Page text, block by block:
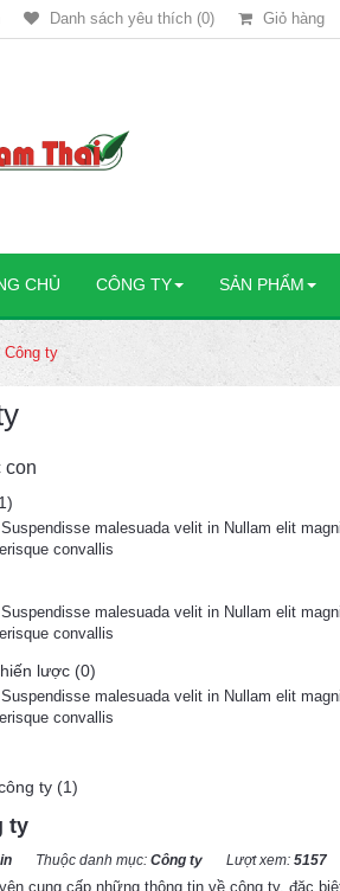
Danh sách yêu thích (0) Giỏ hàng
CHỦ CÔNG TY SẢN PHẨM
Công ty
con
malesuada velit in Nullam elit
convallis
malesuada velit in Nullam elit
convallis
lược (0)
malesuada velit in Nullam elit
convallis
ty (1)
ty
Thuộc danh mục: Công ty Lượt xem: 5157
cung cấp những thông tin về công ty, đặc